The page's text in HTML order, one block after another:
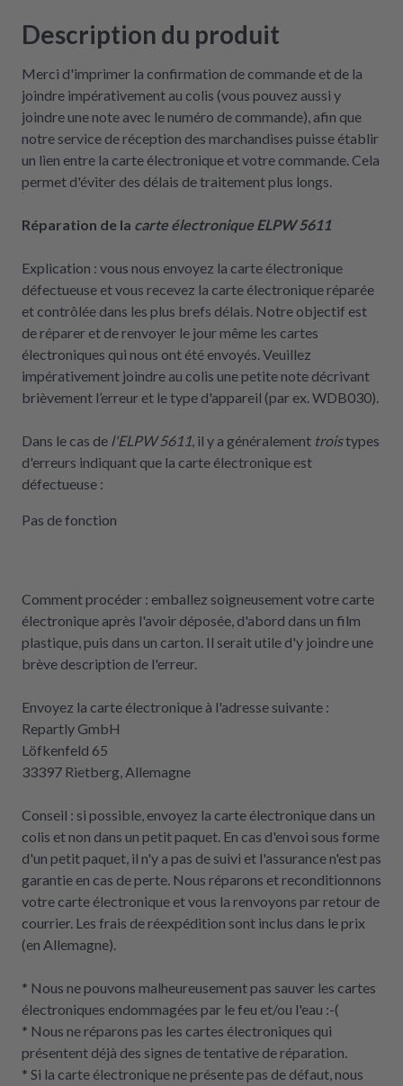
Description du produit
Merci d'imprimer la confirmation de commande et de la
joindre impérativement au colis (vous pouvez aussi y
joindre une note avec le numéro de commande), afin que
notre service de réception des marchandises puisse établir
un lien entre la carte électronique et votre commande. Cela
permet d'éviter des délais de traitement plus longs.
Réparation de la carte électronique ELPW 5611
Explication : vous nous envoyez la carte électronique
défectueuse et vous recevez la carte électronique réparée
et contrôlée dans les plus brefs délais. Notre objectif est
de réparer et de renvoyer le jour même les cartes
électroniques qui nous ont été envoyés. Veuillez
impérativement joindre au colis une petite note décrivant
brièvement l’erreur et le type d'appareil (par ex. WDB030).
Dans le cas de l'ELPW 5611, il y a généralement troistypes
d'erreurs indiquant que la carte électronique est
défectueuse :
Pas de fonction
Comment procéder : emballez soigneusement votre carte
électronique après l'avoir déposée, d'abord dans un film
plastique, puis dans un carton. Il serait utile d'y joindre une
brève description de l'erreur.
Envoyez la carte électronique à l'adresse suivante :
Repartly GmbH
Löfkenfeld 65
33397 Rietberg, Allemagne
Conseil : si possible, envoyez la carte électronique dans un
colis et non dans un petit paquet. En cas d'envoi sous forme
d'un petit paquet, il n'y a pas de suivi et l'assurance n'est pas
garantie en cas de perte. Nous réparons et reconditionnons
votre carte électronique et vous la renvoyons par retour de
courrier. Les frais de réexpédition sont inclus dans le prix
(en Allemagne).
* Nous ne pouvons malheureusement pas sauver les cartes
électroniques endommagées par le feu et/ou l'eau :-(
* Nous ne réparons pas les cartes électroniques qui
présentent déjà des signes de tentative de réparation.
* Si la carte électronique ne présente pas de défaut, nous